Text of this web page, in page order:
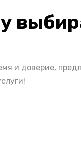
и доверие,